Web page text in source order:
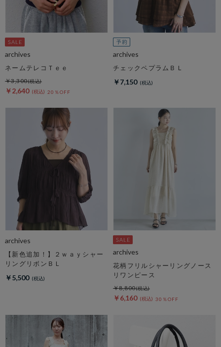
archives
ネームテレコＴｅｅ
￥3,300
￥2,640 20％OFF
archives
チェックペプラムＢＬ
￥7,150
archives
【新色追加！】２ｗａｙシャー
リングリボンＢＬ
￥5,500
archives
花柄フリルシャーリングノース
リワンピース
￥8,800
￥6,160 30％OFF